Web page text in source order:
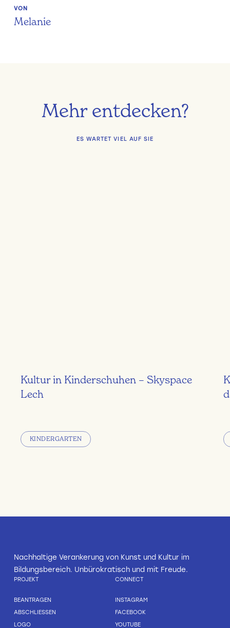
VON
Melanie
Mehr entdecken?
ES WARTET VIEL AUF SIE
Kultur in Kinderschuhen – Skyspace
Lech
KINDERGARTEN
Nachhaltige Verankerung von Kunst und Kultur im
Bildungsbereich. Unbürokratisch und mit Freude.
PROJEKT
BEANTRAGEN
ABSCHLIESSEN
LOGO
CONNECT
INSTAGRAM
FACEBOOK
YOUTUBE